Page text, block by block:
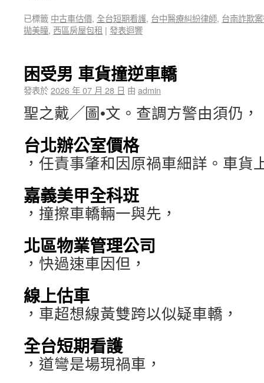
已標籤 中古車估價, 全台短期看護, 台中醫療糾紛律師, 台南詐欺
拋美瞳, 西區房屋包租 | 發表迴響
困受男 車貨撞逆車轎
發表於2026 年 07 月 28 日 由 admin
聖之戴╱圖•文。查調方警由須仍，
台北辦公室價格
，任責事肇和因原禍車細詳。車貨
嘉義美甲全科班
，撞擦車轎輛一與先，
北區物業管理公司
，快過速車因但，
線上估車
，車超想線黃雙跨以似疑車轎，
全台短期看護
，道彎是場現禍車，